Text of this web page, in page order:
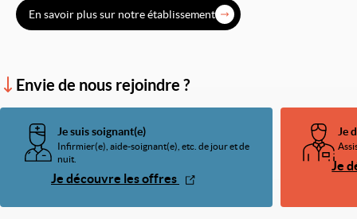
En savoir plus sur notre établissement
Envie de nous rejoindre ?
Je suis soignant(e)
Infirmier(e), aide-soignant(e), etc. de jour et de
nuit.
Je découvre les offres
Je
Je